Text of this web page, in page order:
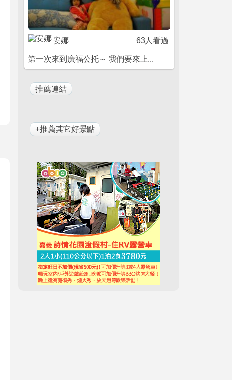
安娜 63人看過
第一次來到廣福公托～ 我們要來上...
+推薦其它好景點